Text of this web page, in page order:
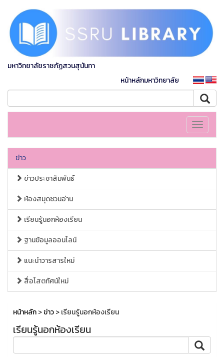
มหาวิทยาลัยราชภัฏสวนสุนันทา
หน้าหลักมหาวิทยาลัย
Toggle
ข่าว
ข่าวประชาสัมพันธ์
ห้องสมุดชวนอ่าน
เรียนรู้นอกห้องเรียน
ฐานข้อมูลออนไลน์
แนะนำวารสารใหม่
สื่อโสตทัศน์ใหม่
หน้าหลัก>ข่าว> เรียนรู้นอกห้องเรียน
เรียนรู้นอกห้องเรียน